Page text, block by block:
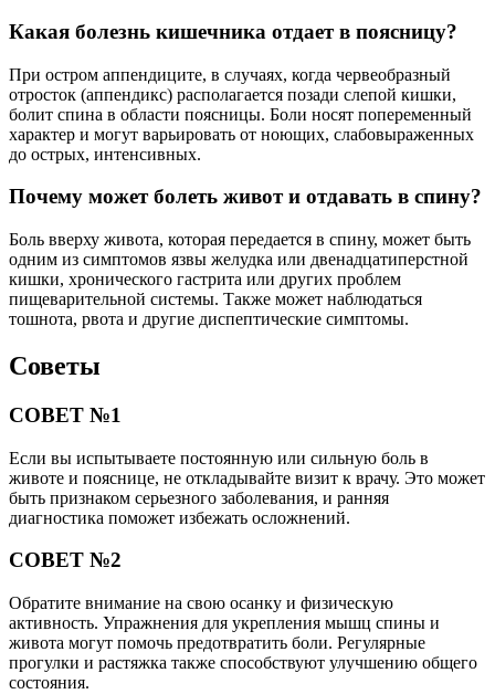
Какая болезнь кишечника отдает в поясницу?
При остром аппендиците, в случаях, когда червеобразный
отросток (аппендикс) располагается позади слепой кишки,
болит спина в области поясницы. Боли носят попеременный
характер и могут варьировать от ноющих, слабовыраженных
до острых, интенсивных.
Почему может болеть живот и отдавать в спину?
Боль вверху живота, которая передается в спину, может быть
одним из симптомов язвы желудка или двенадцатиперстной
кишки, хронического гастрита или других проблем
пищеварительной системы. Также может наблюдаться
тошнота, рвота и другие диспептические симптомы.
Советы
СОВЕТ №1
Если вы испытываете постоянную или сильную боль в
животе и пояснице, не откладывайте визит к врачу. Это может
быть признаком серьезного заболевания, и ранняя
диагностика поможет избежать осложнений.
СОВЕТ №2
Обратите внимание на свою осанку и физическую
активность. Упражнения для укрепления мышц спины и
живота могут помочь предотвратить боли. Регулярные
прогулки и растяжка также способствуют улучшению общего
состояния.